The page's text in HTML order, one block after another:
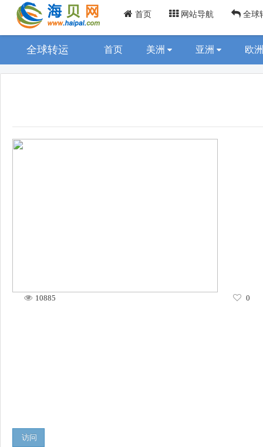
首页 网站导航 全球
全球转运 首页 美洲 亚洲 欧
10885 0
访问